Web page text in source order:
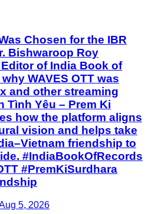
Chosen for the IBR
Bishwaroop Roy
of India Book of
WAVES OTT was
and other streaming
Tình Yêu – Prem Ki
how the platform aligns
vision and helps take
friendship to
#IndiaBookOfRecords
#PremKiSurdhara
5, 2026